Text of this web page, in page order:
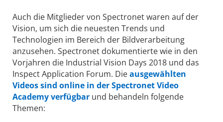
Auch die Mitglieder von Spectronet waren auf der
Vision, um sich die neuesten Trends und
Technologien im Bereich der Bildverarbeitung
anzusehen. Spectronet dokumentierte wie in den
Vorjahren die Industrial Vision Days 2018 und das
Inspect Application Forum. Dieausgewählten
Videos sind online in der Spectronet Video
Academy verfügbar und behandeln folgende
Themen: